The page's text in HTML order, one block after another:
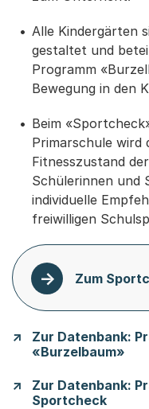
Alle Kindergärten
gestaltet und
Programm
Bewegung in den
Beim
Primarschule wird
Fitnesszustand
Schülerinnen und
individuelle
freiwilligen
Zum
Zur Datenbank:
«Burzelbaum»
Zur Datenbank:
Sportcheck